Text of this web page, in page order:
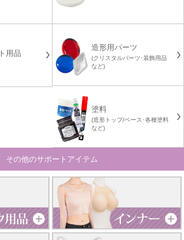
用品
造形用パーツ
(クリスタルパーツ･装飾用品
など)
塗料
(造形トップ/ベース･各種塗料
など)
その他のサポートアイテム